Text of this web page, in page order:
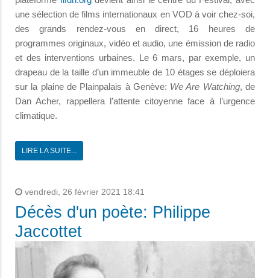
une sélection de films internationaux en VOD à voir chez-soi,
des grands rendez-vous en direct, 16 heures de
programmes originaux, vidéo et audio, une émission de radio
et des interventions urbaines. Le 6 mars, par exemple, un
drapeau de la taille d’un immeuble de 10 étages se déploiera
sur la plaine de Plainpalais à Genève: We Are Watching, de
Dan Acher, rappellera l’attente citoyenne face à l’urgence
climatique.
LIRE LA SUITE...
vendredi, 26 février 2021 18:41
Décès d'un poète: Philippe
Jaccottet